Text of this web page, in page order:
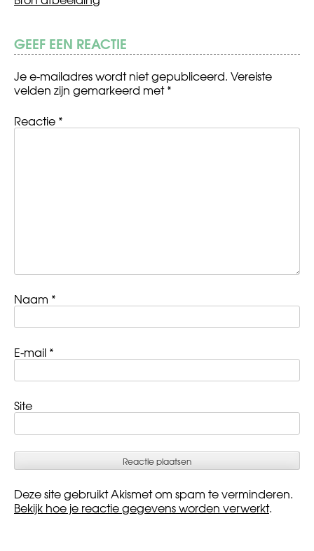
GEEF EEN REACTIE
Je e-mailadres wordt niet gepubliceerd. Vereiste
velden zijn gemarkeerd met*
Reactie *
Naam *
E-mail *
Site
Deze site gebruikt Akismet om spam te verminderen.
Bekijk hoe je reactie gegevens worden verwerkt.